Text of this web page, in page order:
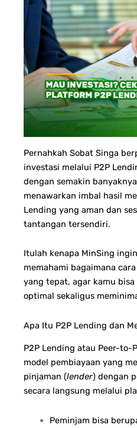
Pernahkah Sobat Singa
investasi melalui P2P
dengan semakin
menawarkan imbal hasil
Lending yang aman dan
tantangan tersendiri.
Itulah kenapa MinSing
memahami bagaimana
yang tepat, agar kamu
optimal sekaligus
Apa Itu P2P Lending dan
P2P Lending atau Peer-to-
model pembiayaan yang
pinjaman (lender) dengan
secara langsung melalui
Peminjam bisa